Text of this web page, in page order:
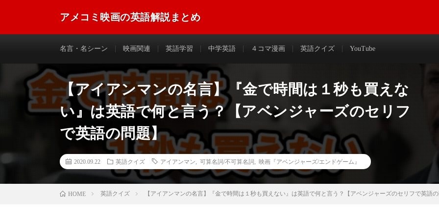
アメコミ映画の英語解説まとめ
名言・名シーン 映画関連 英語学習 中学英語 ４コマ漫画 英語クイズ YouTube
【アイアンマンの名言】『金で時間は１秒も買えな
い』は英語で何と言う？【アベンジャーズのセリフ
で英語の問題】
2020.09.22 英語クイズ アイアンマン 可算名詞/不可算名詞 映画『アベンジャーズ/エンドゲーム』
HOME 英語クイズ 【アイアンマンの名言】『金で時間は１秒も買えない』は英語で何と言う？【アベンジャーズのセリフで英語